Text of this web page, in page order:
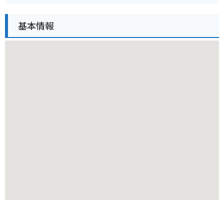
バイクで行く場合は、園内に無料駐車場があるので安心です。
基本情報